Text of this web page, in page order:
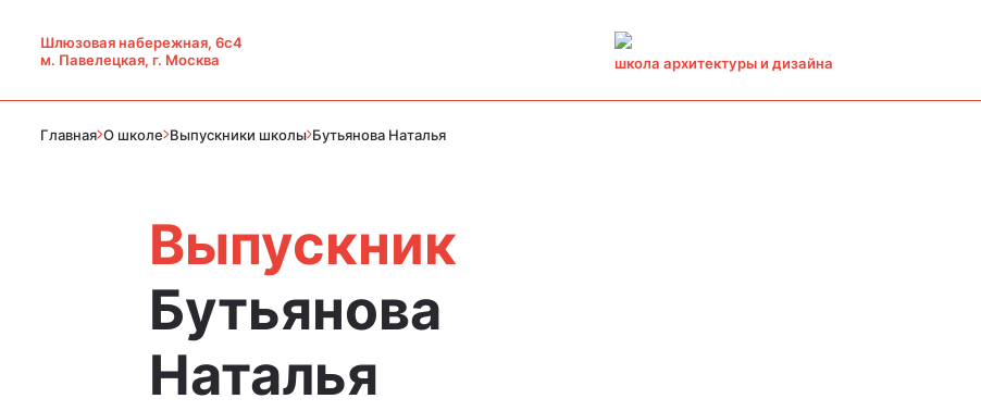
Шлюзовая набережная, 6с4
м. Павелецкая, г. Москва
школа архитектуры и дизайна
Главная О школе Выпускники школы Бутьянова Наталья
Выпускник
Бутьянова
Наталья